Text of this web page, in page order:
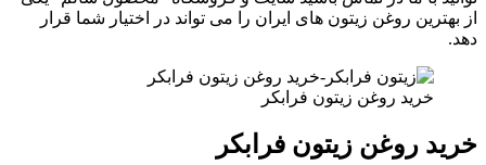
از بهترین روغن زیتون های ایران را می تواند در اختیار شما قرار
دهد.
خرید روغن زیتون فرابکر
خرید روغن زیتون فرابکر